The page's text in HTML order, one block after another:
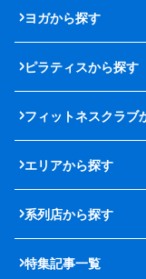
ヨガから探す
ピラティスから探す
フィットネスクラブ
エリアから探す
系列店から探す
特集記事一覧